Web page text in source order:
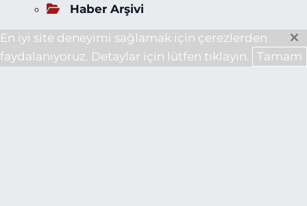
Haber Arşivi
En iyi site deneyimi sağlamak için çerezlerden
faydalanıyoruz. Detaylar için lütfen tıklayın. Tamam